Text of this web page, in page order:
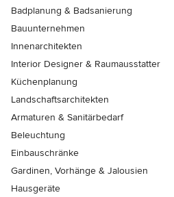
Badplanung & Badsanierung
Bauunternehmen
Innenarchitekten
Interior Designer & Raumausstatter
Küchenplanung
Landschaftsarchitekten
Armaturen & Sanitärbedarf
Beleuchtung
Einbauschränke
Gardinen, Vorhänge & Jalousien
Hausgeräte